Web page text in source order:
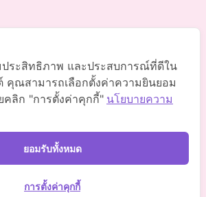
กแพทย์สมชาย
ประสิทธิภาพ และประสบการณ์ที่ดีใน
คุณสามารถเลือกตั้งค่าความยินยอม
คลิก "การตั้งค่าคุกกี้" นโยบายความ
ยอมรับทั้งหมด
การตั้งค่าคุกกี้